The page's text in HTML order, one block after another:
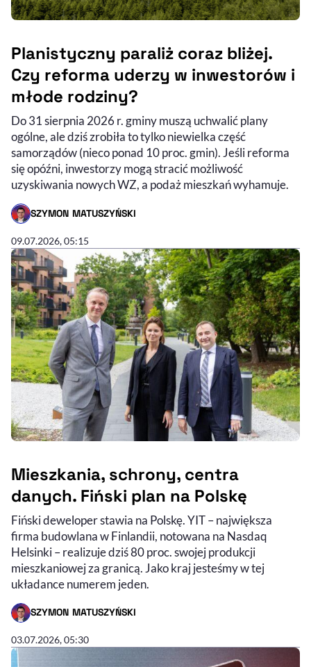
Planistyczny paraliż coraz bliżej.
Czy reforma uderzy w inwestorów i
młode rodziny?
Do 31 sierpnia 2026 r. gminy muszą uchwalić plany
ogólne, ale dziś zrobiła to tylko niewielka część
samorządów (nieco ponad 10 proc. gmin). Jeśli reforma
się opóźni, inwestorzy mogą stracić możliwość
uzyskiwania nowych WZ, a podaż mieszkań wyhamuje.
SZYMON MATUSZYŃSKI
- AUTOR ARTYKUŁU - PROFIL
09.07.2026, 05:15
Mieszkania, schrony, centra
danych. Fiński plan na Polskę
Fiński deweloper stawia na Polskę. YIT – największa
firma budowlana w Finlandii, notowana na Nasdaq
Helsinki – realizuje dziś 80 proc. swojej produkcji
mieszkaniowej za granicą. Jako kraj jesteśmy w tej
układance numerem jeden.
SZYMON MATUSZYŃSKI
- AUTOR ARTYKUŁU - PROFIL
03.07.2026, 05:30